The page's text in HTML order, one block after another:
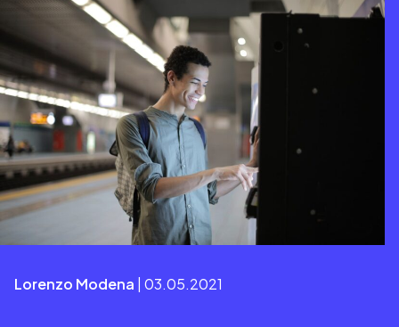
Lorenzo Modena | 03.05.2021